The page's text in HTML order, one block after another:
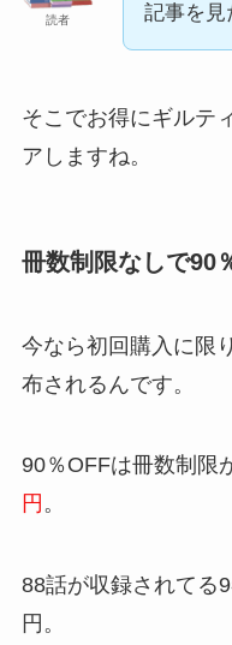
読者
記事を見
そこでお得にギルテ
アしますね。
冊数制限なしで90
今なら初回購入に限
布されるんです。
90％OFFは冊数制限
円 。
88話が収録されてる
円。